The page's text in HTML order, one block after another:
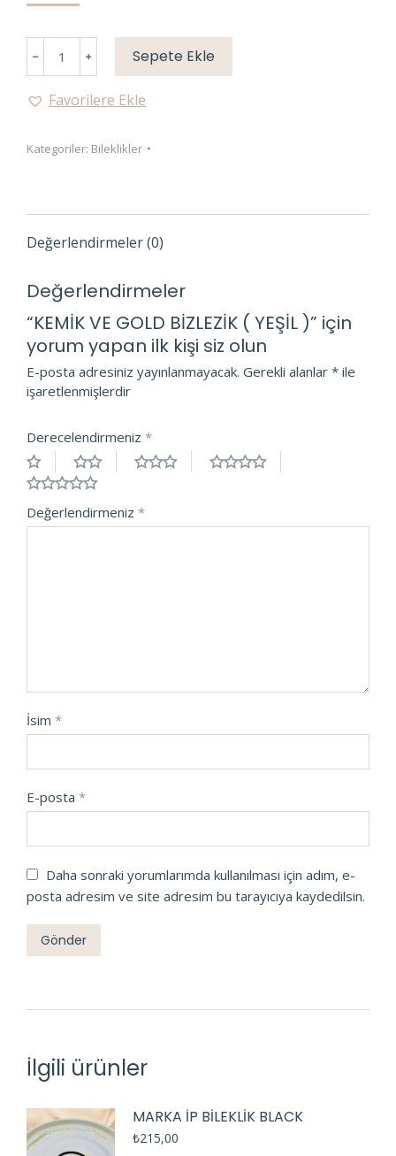
BİZLEZİK
YEŞİL
Sepete Ekle
Favorilere Ekle
Kategoriler: Bileklikler
Değerlendirmeler (0)
Değerlendirmeler
“KEMİK VE GOLD BİZLEZİK ( YEŞİL )” için
yorum yapan ilk kişi siz olun
E-posta adresiniz yayınlanmayacak. Gerekli alanlar * ile
işaretlenmişlerdir
Derecelendirmeniz *
Değerlendirmeniz *
İsim *
E-posta *
Daha sonraki yorumlarımda kullanılması için adım, e-
posta adresim ve site adresim bu tarayıcıya kaydedilsin.
İlgili ürünler
MARKA İP BİLEKLİK BLACK
₺215,00